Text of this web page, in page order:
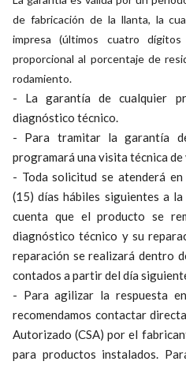
de fabricación de la llanta, la
impresa (últimos cuatro
proporcional al porcentaje de
rodamiento.
- La garantía de cualquier
diagnóstico técnico.
- Para tramitar la garantía
programará una visita técnica
- Toda solicitud se atenderá
(15) días hábiles siguientes a
cuenta que el producto se
diagnóstico técnico y su
reparación se realizará dentro
contados a partir del día
- Para agilizar la respuesta
recomendamos contactar
Autorizado (CSA) por el
para productos instalados.